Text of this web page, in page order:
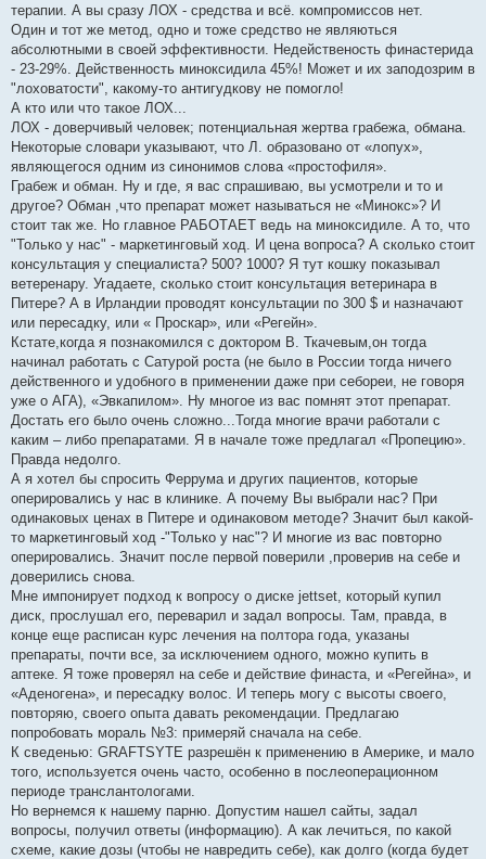
терапии. А вы сразу ЛОХ - средства и всё. компромиссов нет.
Один и тот же метод, одно и тоже средство не являються
абсолютными в своей эффективности. Недейственость финастерида
- 23-29%. Действенность миноксидила 45%! Может и их заподозрим в
"лоховатости", какому-то антигудкову не помогло!
А кто или что такое ЛОХ...
ЛОХ - доверчивый человек; потенциальная жертва грабежа, обмана.
Некоторые словари указывают, что Л. образовано от «лопух»,
являющегося одним из синонимов слова «простофиля».
Грабеж и обман. Ну и где, я вас спрашиваю, вы усмотрели и то и
другое? Обман ,что препарат может называться не «Минокс»? И
стоит так же. Но главное РАБОТАЕТ ведь на миноксидиле. А то, что
"Только у нас" - маркетинговый ход. И цена вопроса? А сколько стоит
консультация у специалиста? 500? 1000? Я тут кошку показывал
ветеренару. Угадаете, сколько стоит консультация ветеринара в
Питере? А в Ирландии проводят консультации по 300 $ и назначают
или пересадку, или « Проскар», или «Регейн».
Кстате,когда я познакомился с доктором В. Ткачевым,он тогда
начинал работать с Сатурой роста (не было в России тогда ничего
действенного и удобного в применении даже при себореи, не говоря
уже о АГА), «Эвкапилом». Ну многое из вас помнят этот препарат.
Достать его было очень сложно...Тогда многие врачи работали с
каким – либо препаратами. Я в начале тоже предлагал «Пропецию».
Правда недолго.
А я хотел бы спросить Феррума и других пациентов, которые
оперировались у нас в клинике. А почему Вы выбрали нас? При
одинаковых ценах в Питере и одинаковом методе? Значит был какой-
то маркетинговый ход -"Только у нас"? И многие из вас повторно
оперировались. Значит после первой поверили ,проверив на себе и
доверились снова.
Мне импонирует подход к вопросу о диске jettset, который купил
диск, прослушал его, переварил и задал вопросы. Там, правда, в
конце еще расписан курс лечения на полтора года, указаны
препараты, почти все, за исключением одного, можно купить в
аптеке. Я тоже проверял на себе и действие финаста, и «Регейна», и
«Аденогена», и пересадку волос. И теперь могу с высоты своего,
повторяю, своего опыта давать рекомендации. Предлагаю
попробовать мораль №3: примеряй сначала на себе.
К сведенью: GRAFTSYTE разрешён к применению в Америке, и мало
того, используется очень часто, особенно в послеоперационном
периоде транслантологами.
Но вернемся к нашему парню. Допустим нашел сайты, задал
вопросы, получил ответы (информацию). А как лечиться, по какой
схеме, какие дозы (чтобы не навредить себе), как долго (когда будет